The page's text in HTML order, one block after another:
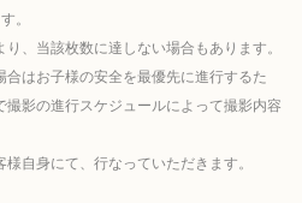
。
、当該枚数に達しない場合もあります。
合はお子様の安全を最優先に進行するた
影の進行スケジュールによって撮影内容
自身にて、行なっていただきます。